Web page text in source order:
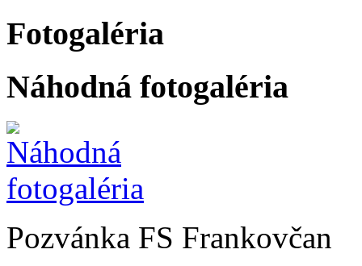
Fotogaléria
Náhodná fotogaléria
Pozvánka FS Frankovčan